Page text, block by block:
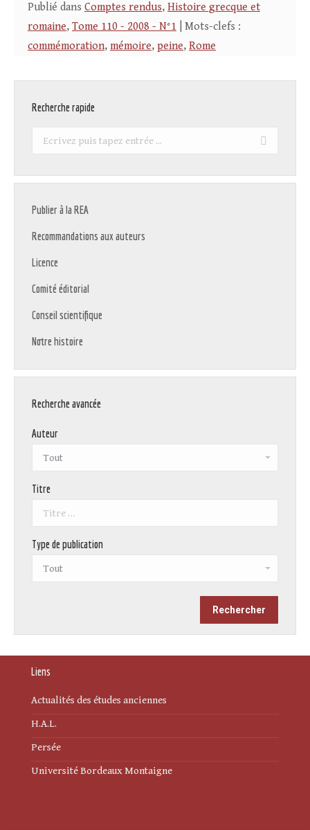
Publié dans Comptes rendus, Histoire grecque et
romaine, Tome 110 - 2008 - N°1 | Mots-clefs :
commémoration, mémoire, peine, Rome
Recherche rapide
Recherche
Publier à la REA
Recommandations aux auteurs
Licence
Comité éditorial
Conseil scientifique
Notre histoire
Recherche avancée
Auteur
Titre
Type de publication
Liens
Actualités des études anciennes
H.A.L.
Persée
Université Bordeaux Montaigne